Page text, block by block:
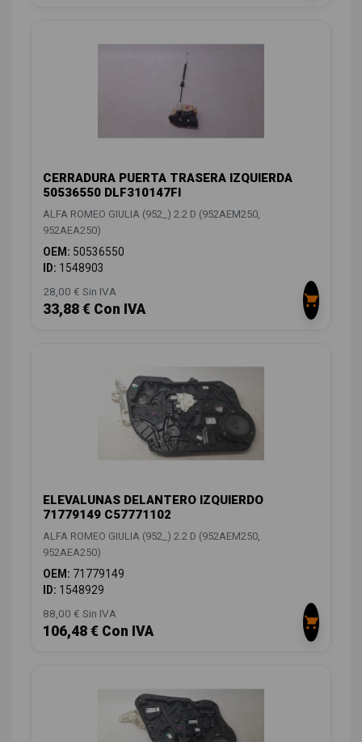
CERRADURA PUERTA TRASERA IZQUIERDA
50536550 DLF310147FI
ALFA ROMEO GIULIA (952_) 2.2 D (952AEM250,
952AEA250)
OEM: 50536550
ID: 1548903
28,00 € Sin IVA
33,88 € Con IVA
ELEVALUNAS DELANTERO IZQUIERDO
71779149 C57771102
ALFA ROMEO GIULIA (952_) 2.2 D (952AEM250,
952AEA250)
OEM: 71779149
ID: 1548929
88,00 € Sin IVA
106,48 € Con IVA